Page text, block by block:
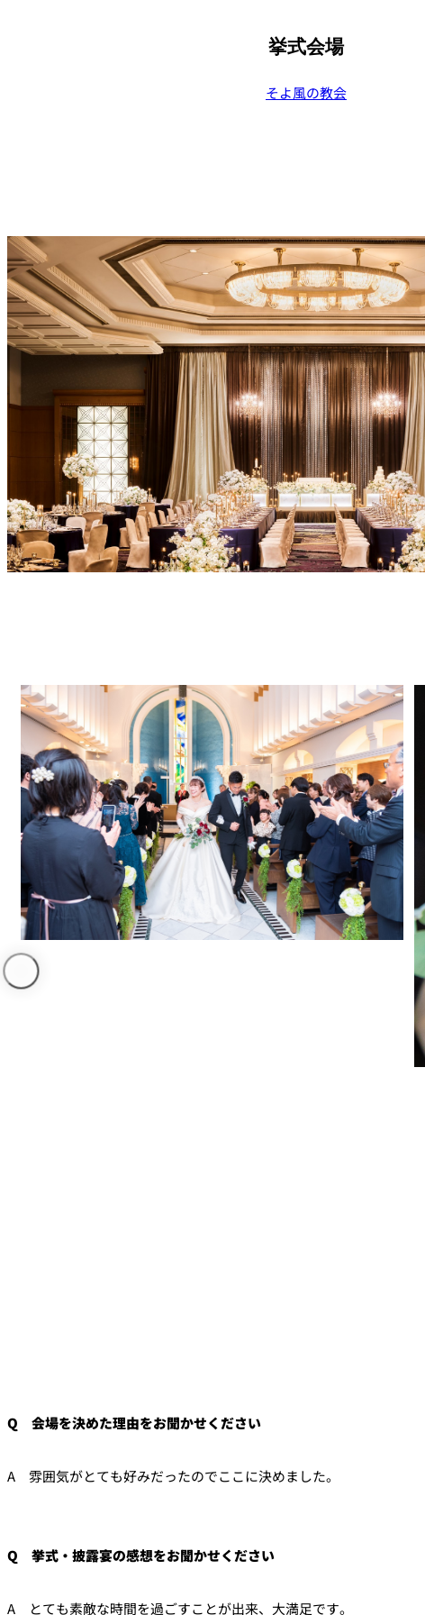
挙式会場
そよ風の教会
Q 会場を決めた理由をお聞かせください
A 雰囲気がとても好みだったのでここに決めました。
Q 挙式・披露宴の感想をお聞かせください
A とても素敵な時間を過ごすことが出来、大満足です。